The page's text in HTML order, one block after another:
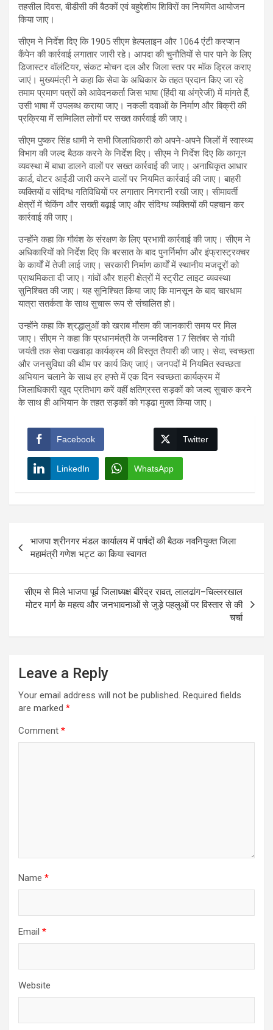
तहसील दिवस, बीडीसी की बैठकों एवं बहुद्देशीय शिविरों का नियमित आयोजन
किया जाए।
सीएम ने निर्देश दिए कि 1905 सीएम हेल्पलाइन और 1064 एंटी करप्शन
कैंपेन की कार्रवाई लगातार जारी रहे। आपदा की चुनौतियों से पार पाने के लिए
डिजास्टर वॉलंटियर, संकट मोचन दल और जिला स्तर पर मॉक ड्रिल कराए
जाएं। मुख्यमंत्री ने कहा कि सेवा के अधिकार के तहत प्रदान किए जा रहे
तमाम प्रमाण पत्रों को आवेदनकर्ता जिस भाषा (हिंदी या अंग्रेजी) में मांगते हैं,
उसी भाषा में उपलब्ध कराया जाए। नकली दवाओं के निर्माण और बिक्री की
प्रक्रिया में सम्मिलित लोगों पर सख्त कार्रवाई की जाए।
सीएम पुष्कर सिंह धामी ने सभी जिलाधिकारी को अपने-अपने जिलों में स्वास्थ्य
विभाग की जल्द बैठक करने के निर्देश दिए। सीएम ने निर्देश दिए कि कानून
व्यवस्था में बाधा डालने वालों पर सख्त कार्रवाई की जाए। अनाधिकृत आधार
कार्ड, वोटर आईडी जारी करने वालों पर नियमित कार्रवाई की जाए। बाहरी
व्यक्तियों व संदिग्ध गतिविधियों पर लगातार निगरानी रखी जाए। सीमावर्ती
क्षेत्रों में चेकिंग और सख्ती बढ़ाई जाए और संदिग्ध व्यक्तियों की पहचान कर
कार्रवाई की जाए।
उन्होंने कहा कि गौवंश के संरक्षण के लिए प्रभावी कार्रवाई की जाए। सीएम ने
अधिकारियों को निर्देश दिए कि बरसात के बाद पुनर्निर्माण और इंफ्रास्ट्रक्चर
के कार्यों में तेजी लाई जाए। सरकारी निर्माण कार्यों में स्थानीय मजदूरों को
प्राथमिकता दी जाए। गांवों और शहरी क्षेत्रों में स्ट्रीट लाइट व्यवस्था
सुनिश्चित की जाए। यह सुनिश्चित किया जाए कि मानसून के बाद चारधाम
यात्रा सतर्कता के साथ सुचारू रूप से संचालित हो।
उन्होंने कहा कि श्रद्धालुओं को खराब मौसम की जानकारी समय पर मिल
जाए। सीएम ने कहा कि प्रधानमंत्री के जन्मदिवस 17 सितंबर से गांधी
जयंती तक सेवा पखवाड़ा कार्यक्रम की विस्तृत तैयारी की जाए। सेवा, स्वच्छता
और जनसुविधा की थीम पर कार्य किए जाएं। जनपदों में नियमित स्वच्छता
अभियान चलाने के साथ हर हफ्ते में एक दिन स्वच्छता कार्यक्रम में
जिलाधिकारी खुद प्रतिभाग करें वहीं क्षतिग्रस्त सड़कों को जल्द सुचारु करने
के साथ ही अभियान के तहत सड़कों को गड्ढा मुक्त किया जाए।
Facebook Twitter
LinkedIn WhatsApp
navigation
भाजपा श्रीनगर मंडल कार्यालय में पार्षदों की बैठक नवनियुक्त जिला
महामंत्री गणेश भट्ट का किया स्वागत
सीएम से मिले भाजपा पूर्व जिलाध्यक्ष बीरेंद्र रावत, लालढांग–चिल्लरखाल
मोटर मार्ग के महत्व और जनभावनाओं से जुड़े पहलुओं पर विस्तार से की
चर्चा
Leave a Reply
Your email address will not be published. Required fields
are marked *
Comment *
Name *
Email *
Website